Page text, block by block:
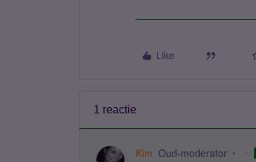
Like
1 reactie
Kim Oud-moderator